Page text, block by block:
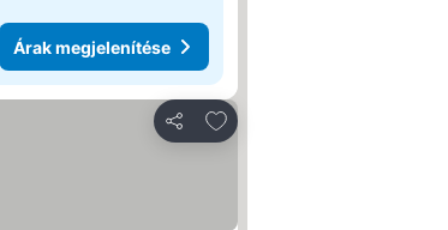
Árak megjelenítése
Megosztás
Hozzáadás a kedvencekhez